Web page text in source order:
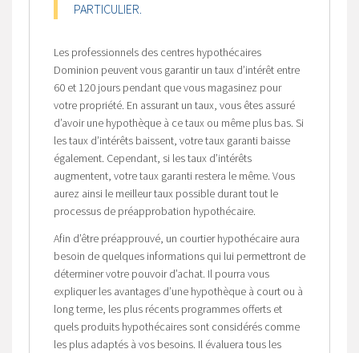
PARTICULIER.
Les professionnels des centres hypothécaires
Dominion peuvent vous garantir un taux d’intérêt entre
60 et 120 jours pendant que vous magasinez pour
votre propriété. En assurant un taux, vous êtes assuré
d’avoir une hypothèque à ce taux ou même plus bas. Si
les taux d’intérêts baissent, votre taux garanti baisse
également. Cependant, si les taux d’intérêts
augmentent, votre taux garanti restera le même. Vous
aurez ainsi le meilleur taux possible durant tout le
processus de préapprobation hypothécaire.
Afin d’être préapprouvé, un courtier hypothécaire aura
besoin de quelques informations qui lui permettront de
déterminer votre pouvoir d’achat. Il pourra vous
expliquer les avantages d’une hypothèque à court ou à
long terme, les plus récents programmes offerts et
quels produits hypothécaires sont considérés comme
les plus adaptés à vos besoins. Il évaluera tous les